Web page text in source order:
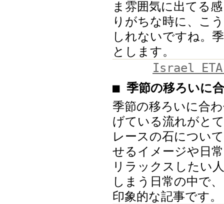
ま雰囲気に出てる
りがちな時に、こ
しれないですね。
とします。
Israel
■ 季節の移ろいに
季節の移ろいに合
げている流れがと
レースの石につい
せるイメージや日
リラックスしたい
しまう日常の中で
印象的な記事です。